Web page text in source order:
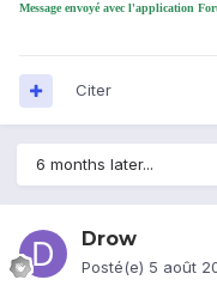
Message envoyé avec l'application
Citer
6 months later...
Drow
Posté(e) 5 août